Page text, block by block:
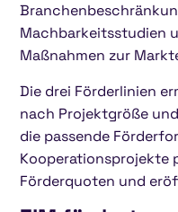
Machbarkeitsstudien
Maßnahmen zur
Die drei Förderlinien
nach Projektgröße
die passende
Kooperationsprojekte
Förderquoten und